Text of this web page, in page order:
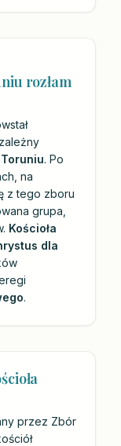
rozłam
. Po
na
z tego zboru
grupa,
Kościoła
dla
.
przez Zbór